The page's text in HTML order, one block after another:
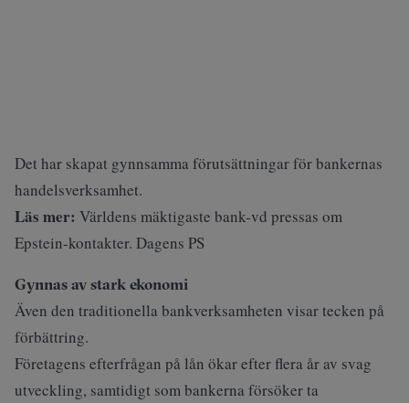
Det har skapat gynnsamma förutsättningar för bankernas
handelsverksamhet.
Läs mer: Världens mäktigaste bank-vd pressas om
Epstein-kontakter. Dagens PS
Gynnas av stark ekonomi
Även den traditionella bankverksamheten visar tecken på
förbättring.
Företagens efterfrågan på lån ökar efter flera år av svag
utveckling, samtidigt som bankerna försöker ta